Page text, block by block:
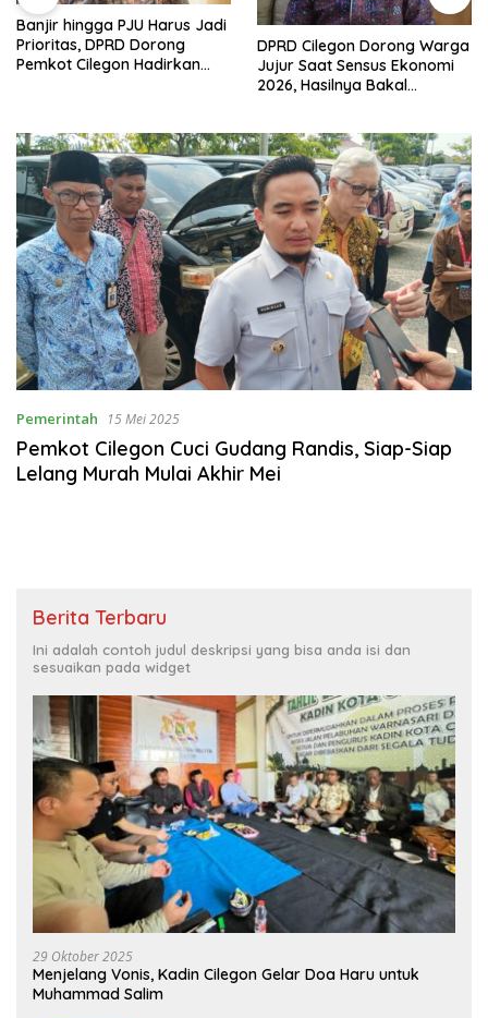
Banjir hingga PJU Harus Jadi
Prioritas, DPRD Dorong
Pemkot Cilegon Hadirkan
DPRD Cilegon Dorong Warga
Jujur Saat Sensus Ekonomi
2026, Hasilnya Bakal
Pemerintah 15 Mei 2025
Pemkot Cilegon Cuci Gudang Randis, Siap-Siap
Lelang Murah Mulai Akhir Mei
Berita Terbaru
Ini adalah contoh judul deskripsi yang bisa anda isi dan
sesuaikan pada widget
29 Oktober 2025
Menjelang Vonis, Kadin Cilegon Gelar Doa Haru untuk
Muhammad Salim